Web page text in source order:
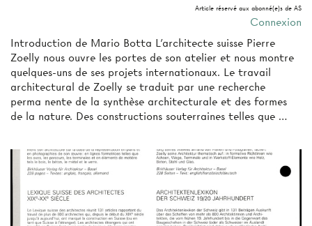
Article réservé aux abonné(e)s de AS
Connexion
Introduction de Mario Botta L'architecte suisse Pierre
Zoelly nous ouvre les portes de son atelier et nous montre
quelques-uns de ses projets internationaux. Le travail
architectural de Zoelly se traduit par une recherche
perma­ nente de la synthèse architecturale et des formes
de la nature. Des constructions souterraines telles que …